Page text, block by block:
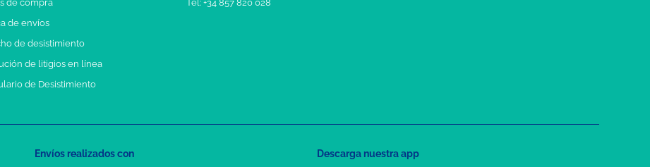
de compra
de envíos
de desistimiento
de litigios en línea
de Desistimiento
Tel: +34 857 820 028
Envíos realizados con Descarga nuestra app